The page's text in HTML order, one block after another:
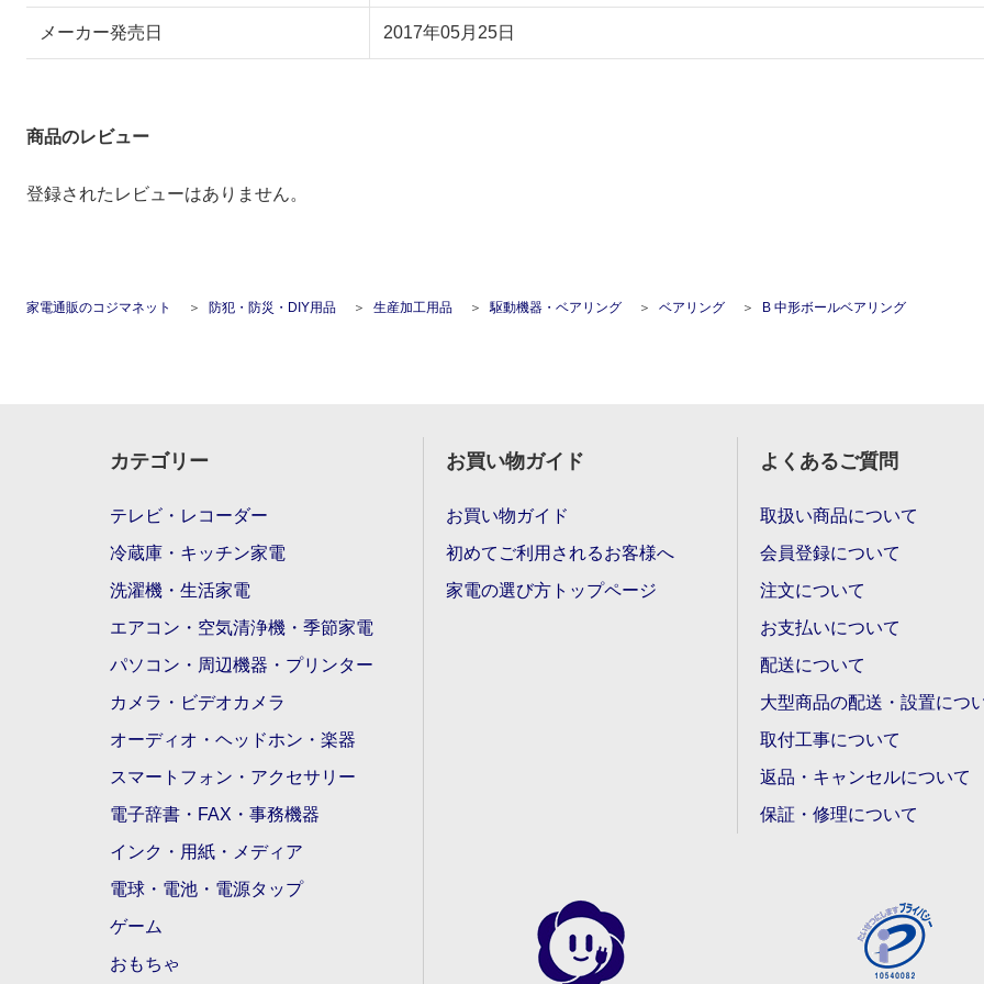
メーカー発売日 2017年05月25日
商品のレビュー
登録されたレビューはありません。
家電通販のコジマネット 防犯・防災・DIY用品 生産加工用品 駆動機器・ベアリング ベアリング B 中形ボールベアリング
カテゴリー
テレビ・レコーダー
冷蔵庫・キッチン家電
洗濯機・生活家電
エアコン・空気清浄機・季節家電
パソコン・周辺機器・プリンター
カメラ・ビデオカメラ
オーディオ・ヘッドホン・楽器
スマートフォン・アクセサリー
電子辞書・FAX・事務機器
インク・用紙・メディア
電球・電池・電源タップ
ゲーム
おもちゃ
お買い物ガイド
お買い物ガイド
初めてご利用されるお客様へ
家電の選び方トップページ
よくあるご質問
取扱い商品について
会員登録について
注文について
お支払いについて
配送について
大型商品の配送・設置につ
取付工事について
返品・キャンセルについて
保証・修理について